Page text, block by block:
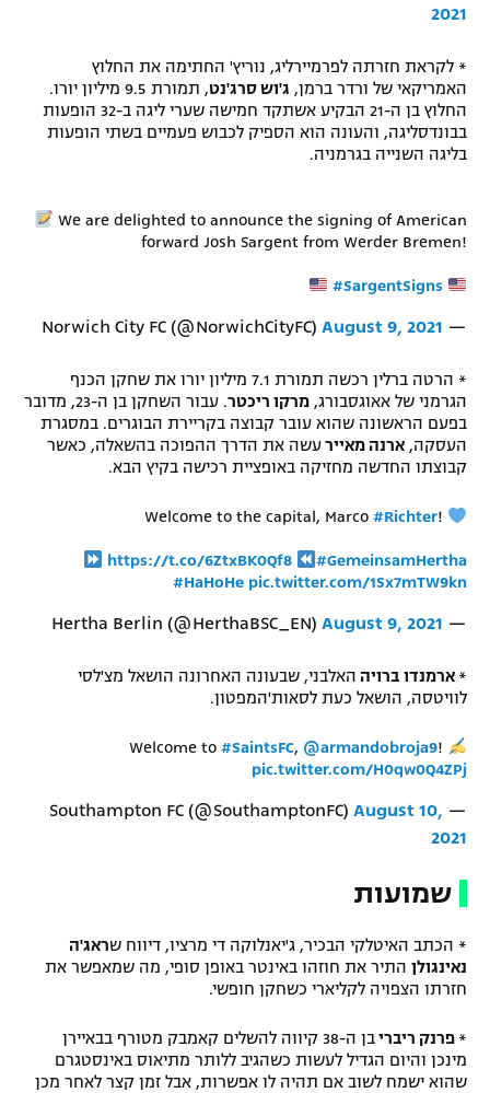
2021
* לקראת חזרתה לפרמיירליג, נוריץ' החתימה את החלוץ
האמריקאי של ורדר ברמן, ג'וש סרג'נט
, תמורת 9.5 מיליון יורו.
החלוץ בן ה-21 הבקיע אשתקד חמישה שערי ליגה ב-32 הופעות
בבונדסליגה, והעונה הוא הספיק לכבוש פעמיים בשתי הופעות
בליגה השנייה בגרמניה.
We are delighted to announce the signing of American
forward Josh Sargent from Werder Bremen!
#SargentSigns
— Norwich City FC (@NorwichCityFC)
August 9, 2021
* הרטה ברלין רכשה תמורת 7.1 מיליון יורו את שחקן הכנף
הגרמני של אאוגסבורג, מרקו ריכטר
. עבור השחקן בן ה-23, מדובר
בפעם הראשונה שהוא עובר קבוצה בקריירת הבוגרים. במסגרת
העסקה, ארנה מאיירעשה את הדרך ההפוכה בהשאלה, כאשר
קבוצתו החדשה מחזיקה באופציית רכישה בקיץ הבא.
Welcome to the capital, Marco #Richter!
https://t.co/6ZtxBK0Qf8
#GemeinsamHertha
#HaHoHe pic.twitter.com/1Sx7mTW9kn
— Hertha Berlin (@HerthaBSC_EN)
August 9, 2021
* ארמנדו ברויה האלבני, שבעונה האחרונה הושאל מצ'לסי
לוויטסה, הושאל כעת לסאות'המפטון.
Welcome to #SaintsFC, @armandobroja9!
pic.twitter.com/H0qw0Q4ZPj
— Southampton FC (@SouthamptonFC)
August 10,
2021
שמועות
* הכתב האיטלקי הבכיר, ג'יאנלוקה די מרציו, דיווח שראג'ה
נאינגולן התיר את חוזהו באינטר באופן סופי, מה שמאפשר את
חזרתו הצפויה לקליארי כשחקן חופשי.
* פרנק ריברי
בן ה-38 קיווה להשלים קאמבק מטורף בבאיירן
מינכן והיום הגדיל לעשות כשהגיב ללותר מתיאוס באינסטגרם
שהוא ישמח לשוב אם תהיה לו אפשרות, אבל זמן קצר לאחר מכן